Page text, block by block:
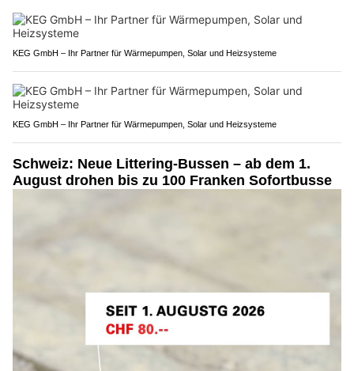
KEG GmbH – Ihr Partner für Wärmepumpen, Solar und Heizsysteme
KEG GmbH – Ihr Partner für Wärmepumpen, Solar und Heizsysteme
Schweiz: Neue Littering-Bussen – ab dem 1.
August drohen bis zu 100 Franken Sofortbusse